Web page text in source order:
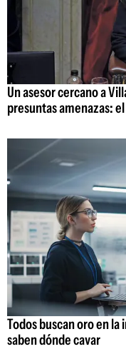
Un asesor cercano a
presuntas amenazas:
Todos buscan oro en
saben dónde cavar